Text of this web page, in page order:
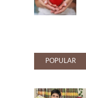
POPULAR